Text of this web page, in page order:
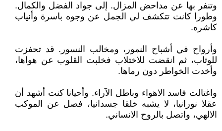
وتنفر بها عن مداحض المزال. إلى جواد الفضل والكمال.
وطورا كانت تتكشف لي الجمل عن وجوه باسرة وأنياب
كاشره.
وأرواح في أشباح النمور، ومخالب النسور. قد تحفزت
للوثاب، ثم انقضت للاختلاب فخلبت القلوب عن هواها،
وأخدت الخواطر دون رماها.
واغتالت فاسد الاهواء وباطل الآراء. وأحيانا كنت أشهد أن
عقلا نورانيا، لا يشبه خلقا جسدانيا، فصل عن الموكب
الالهي، واتصل بالروح الانساني.